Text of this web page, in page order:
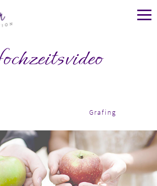
Grafing